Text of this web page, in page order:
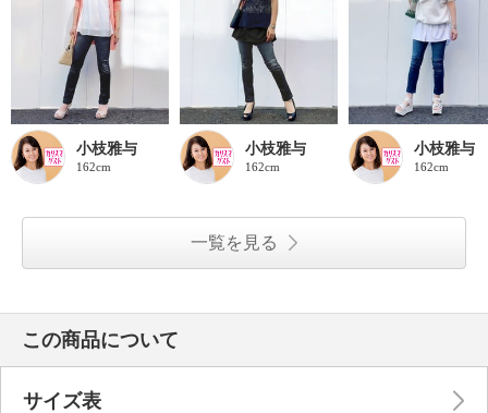
小枝雅与
162cm
小枝雅与
162cm
小枝雅与
162cm
一覧を見る
この商品について
サイズ表